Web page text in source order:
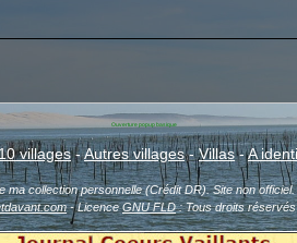
Ouverture popup basique
villages-Autres villages-Villas-A
collection personnelle (Crédit DR). Site non officiel.
- LicenceGNU FLD: Tous droits